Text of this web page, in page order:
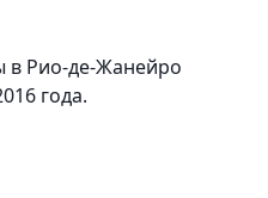
в Рио-де-Жанейро
года.